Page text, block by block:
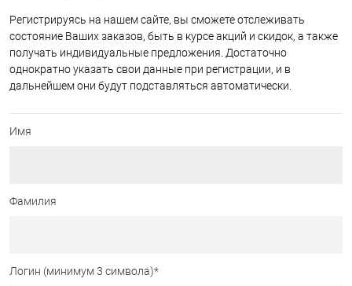
Регистрируясь на нашем сайте, вы сможете отслеживать
состояние Ваших заказов, быть в курсе акций и скидок, а также
получать индивидуальные предложения. Достаточно
однократно указать свои данные при регистрации, и в
дальнейшем они будут подставляться автоматически.
Имя
Фамилия
Логин (минимум 3 символа)*